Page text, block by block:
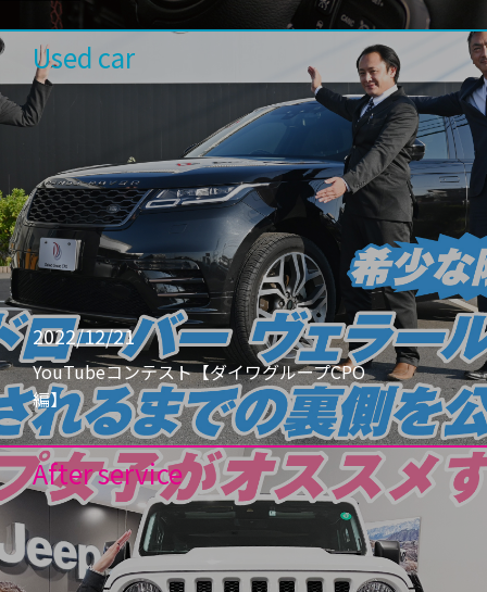
Used car
2022/12/21
YouTubeコンテスト【ダイワグループCPO
編】
After service